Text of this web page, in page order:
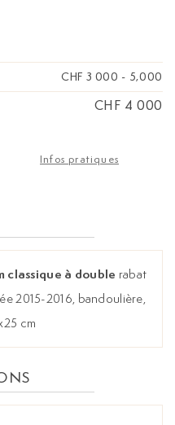
CHF 3 000 - 5,000
CHF 4 000
Infos pratiques
classique à double rabat
2015-2016, bandoulière,
cm